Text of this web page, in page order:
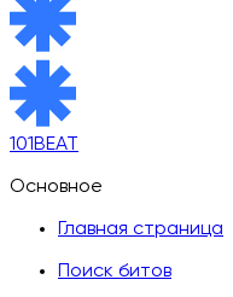
101BEAT
Основное
Главная страница
Поиск битов